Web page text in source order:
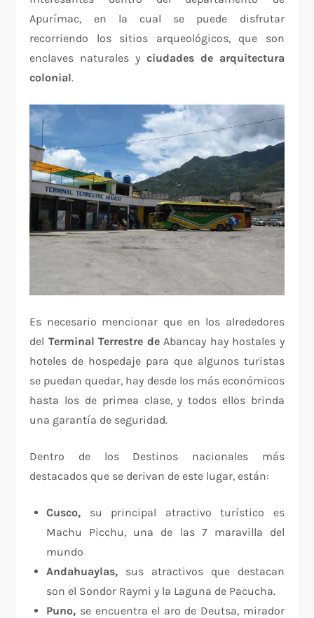
Apurímac, en la cual se puede disfrutar
recorriendo los sitios arqueológicos, que son
enclaves naturales y ciudades de arquitectura
colonial.
Es necesario mencionar que en los alrededores
del Terminal Terrestre deAbancay hay hostales y
hoteles de hospedaje para que algunos turistas
se puedan quedar, hay desde los más económicos
hasta los de primea clase, y todos ellos brinda
una garantía de seguridad.
Dentro de los Destinos nacionales más
destacados que se derivan de este lugar, están:
Cusco, su principal atractivo turístico es
Machu Picchu, una de las 7 maravilla del
mundo
Andahuaylas, sus atractivos que destacan
son el Sondor Raymi y la Laguna de Pacucha.
Puno, se encuentra el aro de Deutsa, mirador